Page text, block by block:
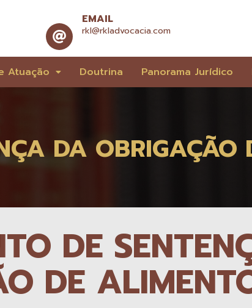
EMAIL
rkl@rkladvocacia.com
Atuação Doutrina Panorama Jurídico
DA OBRIGAÇÃO
DE
DE